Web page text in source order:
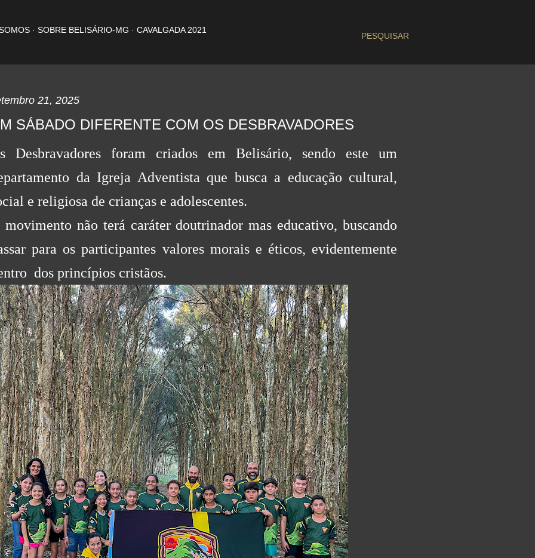
PESQUISAR
SOBRE BELISÁRIO-MG CAVALGADA 2021
21, 2025
SÁBADO DIFERENTE COM OS DESBRAVADORES
Desbravadores foram criados em Belisário, sendo este um
da Igreja Adventista que busca a educação cultural,
e religiosa de crianças e adolescentes.
movimento não terá caráter doutrinador mas educativo, buscando
para os participantes valores morais e éticos, evidentemente
dos princípios cristãos.